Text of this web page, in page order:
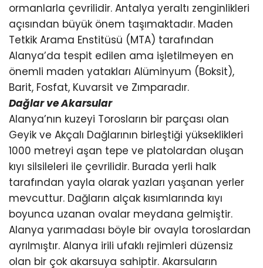
ormanlarla çevrilidir. Antalya yeraltı zenginlikleri
açısından büyük önem taşımaktadır. Maden
Tetkik Arama Enstitüsü (MTA) tarafından
Alanya’da tespit edilen ama işletilmeyen en
önemli maden yatakları Alüminyum (Boksit),
Barit, Fosfat, Kuvarsit ve Zımparadır.
Dağlar ve Akarsular
Alanya’nın kuzeyi Torosların bir parçası olan
Geyik ve Akçalı Dağlarının birleştiği yükseklikleri
1000 metreyi aşan tepe ve platolardan oluşan
kıyı silsileleri ile çevrilidir. Burada yerli halk
tarafından yayla olarak yazları yaşanan yerler
mevcuttur. Dağların alçak kısımlarında kıyı
boyunca uzanan ovalar meydana gelmiştir.
Alanya yarımadası böyle bir ovayla toroslardan
ayrılmıştır. Alanya irili ufaklı rejimleri düzensiz
olan bir çok akarsuya sahiptir. Akarsuların